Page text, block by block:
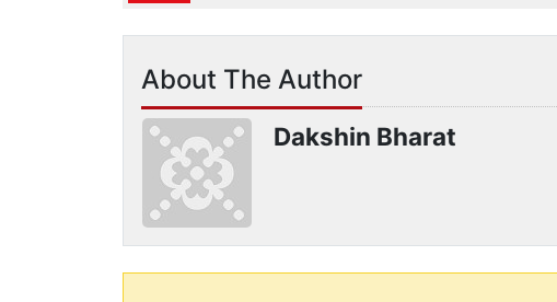
About The Author
Dakshin Bharat